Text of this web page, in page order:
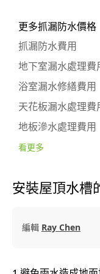
更多抓漏防水價格
抓漏防水費用
地下室漏水處理費
浴室漏水修繕費用
天花板漏水處理費
地板滲水處理費用
看更多
安裝屋頂水槽
編輯 Ray Chen